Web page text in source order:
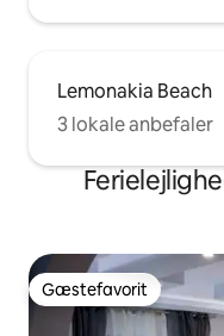
Lemonakia Beach
3 lokale anbefaler
Gæstefavorit
Gæstefavorit